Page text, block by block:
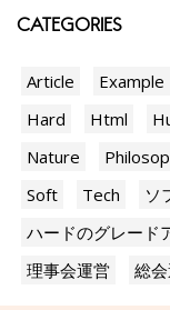
CATEGORIES
Article Example
Hard
Html
Nature
Soft
Tech ソ
ハードのグレード
理事会運営
総